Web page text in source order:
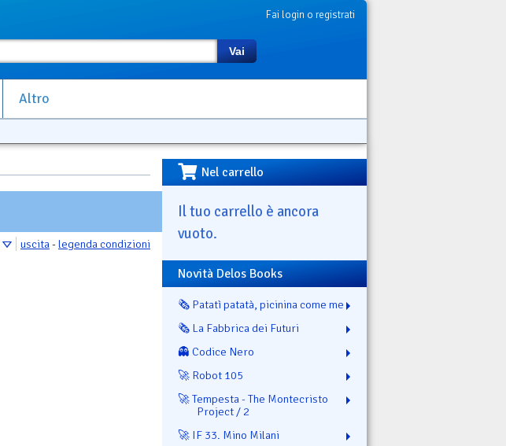
Fai login o registrati
Vai
Altro
uscita-legenda condizioni
Nel carrello
Il tuo carrello è ancora
vuoto.
Novità Delos Books
🗞️ Patatì patatà, picinina come me
🗞️ La Fabbrica dei Futuri
👻 Codice Nero
🚀 Robot 105
🚀 Tempesta - The Montecristo
Project / 2
🚀 IF 33. Mino Milani